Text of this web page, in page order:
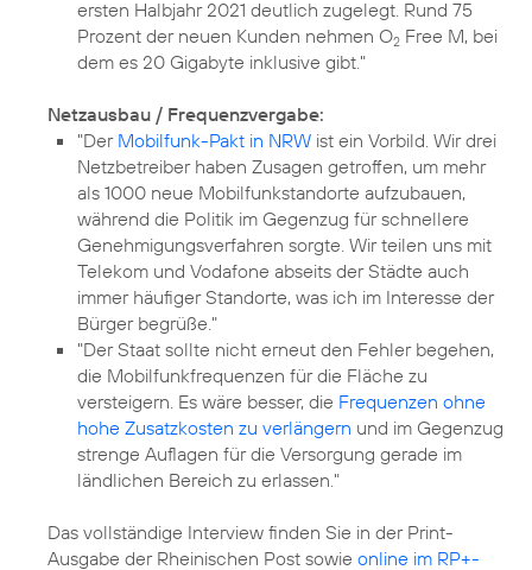
ersten Halbjahr 2021 deutlich zugelegt. Rund 75
Prozent der neuen Kunden nehmen O2 Free M, bei
dem es 20 Gigabyte inklusive gibt."
Netzausbau / Frequenzvergabe:
"Der Mobilfunk-Pakt in NRW ist ein Vorbild. Wir drei
Netzbetreiber haben Zusagen getroffen, um mehr
als 1000 neue Mobilfunkstandorte aufzubauen,
während die Politik im Gegenzug für schnellere
Genehmigungsverfahren sorgte. Wir teilen uns mit
Telekom und Vodafone abseits der Städte auch
immer häufiger Standorte, was ich im Interesse der
Bürger begrüße."
"Der Staat sollte nicht erneut den Fehler begehen,
die Mobilfunkfrequenzen für die Fläche zu
versteigern. Es wäre besser, die Frequenzen ohne
hohe Zusatzkosten zu verlängern und im Gegenzug
strenge Auflagen für die Versorgung gerade im
ländlichen Bereich zu erlassen."
Das vollständige Interview finden Sie in der Print-
Ausgabe der Rheinischen Post sowie online im RP+-